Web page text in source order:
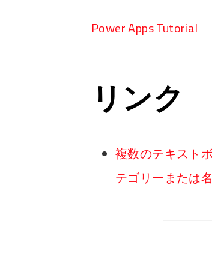
Power Apps Tutorial
リンク
複数のテキスト
テゴリーまたは